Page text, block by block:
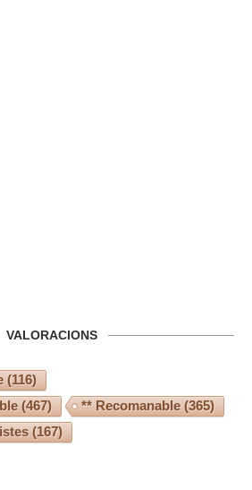
VALORACIONS
(116)
(467) ** Recomanable(365)
(167)